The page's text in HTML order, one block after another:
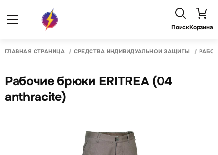
ПоискКорзина
ГЛАВНАЯ СТРАНИЦА СРЕДСТВА ИНДИВИДУАЛЬНОЙ ЗАЩИТЫ
Рабочие брюки ERITREA (04
anthracite)